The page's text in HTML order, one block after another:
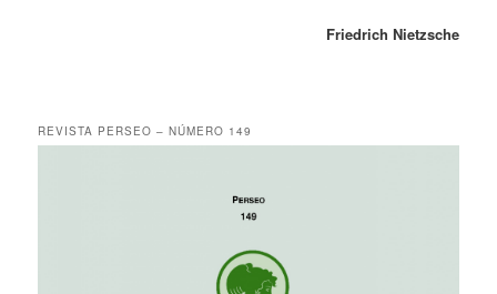
Friedrich Nietzsche
REVISTA PERSEO – NÚMERO 149